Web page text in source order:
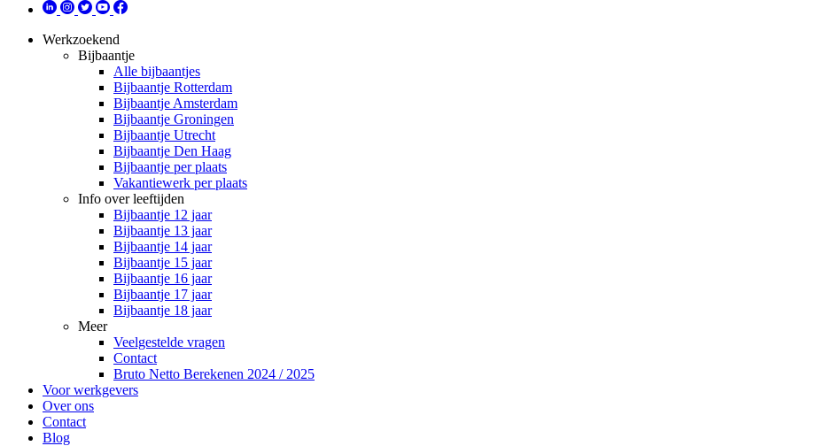
Werkzoekend
Bijbaantje
Alle bijbaantjes
Bijbaantje Rotterdam
Bijbaantje Amsterdam
Bijbaantje Groningen
Bijbaantje Utrecht
Bijbaantje Den Haag
Bijbaantje per plaats
Vakantiewerk per plaats
Info over leeftijden
Bijbaantje 12 jaar
Bijbaantje 13 jaar
Bijbaantje 14 jaar
Bijbaantje 15 jaar
Bijbaantje 16 jaar
Bijbaantje 17 jaar
Bijbaantje 18 jaar
Meer
Veelgestelde vragen
Contact
Bruto Netto Berekenen 2024 / 2025
Voor werkgevers
Over ons
Contact
Blog